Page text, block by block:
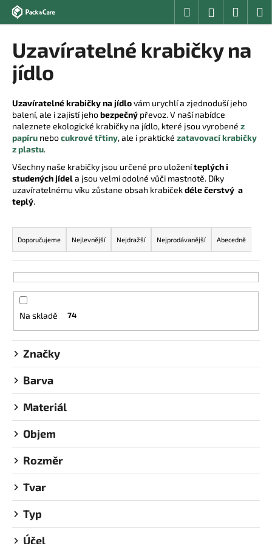
Přejít
obsah
HledatPřihlášení
Uzavíratelné krabičky na
jídlo
Uzavíratelné krabičky na jídlovám urychlí a zjednoduší jeho
balení, ale i zajistí jehobezpečný převoz. V naší nabídce
naleznete ekologické krabičky na jídlo, které jsou vyrobené z
papíru nebocukrové třtiny, ale i praktické zatavovací krabičky
z plastu.
Všechny naše krabičky jsou určené pro uloženíteplých i
studených jídela jsou velmi odolné vůči mastnotě. Díky
uzavíratelnému víku zůstane obsah krabičekdéle čerstvý a
teplý.
Ř
a
z
e
n
r
o
d
u
k
t
ů
Doporučujeme Nejlevnější Nejdražší Nejprodávanější Abecedně
Na skladě 74
Značky
Barva
Materiál
Objem
Rozměr
Tvar
Typ
Účel
o
C
o
p
o
t
ř
e
b
u
j
e
e
n
a
t
?
D
o
p
o
r
u